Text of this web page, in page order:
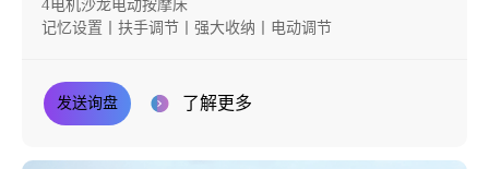
4电机沙龙电动按摩床
记忆设置丨扶手调节丨强大收纳丨电动调节
发送询盘 了解更多